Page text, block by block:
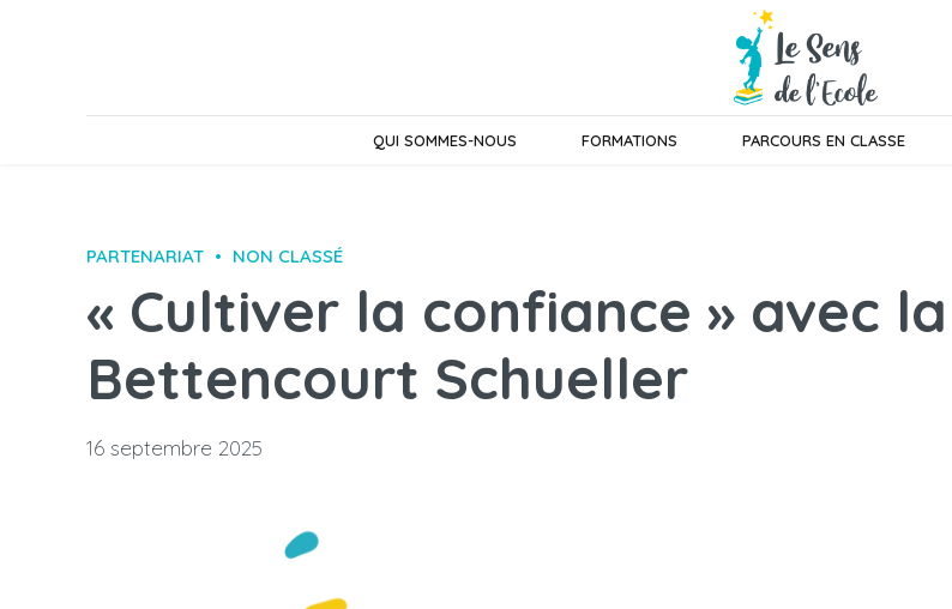
QUI SOMMES-NOUS FORMATIONS PARCOURS EN CLASSE
PARTENARIAT NON CLASSÉ
« Cultiver la confiance » avec
Bettencourt Schueller
16 septembre 2025